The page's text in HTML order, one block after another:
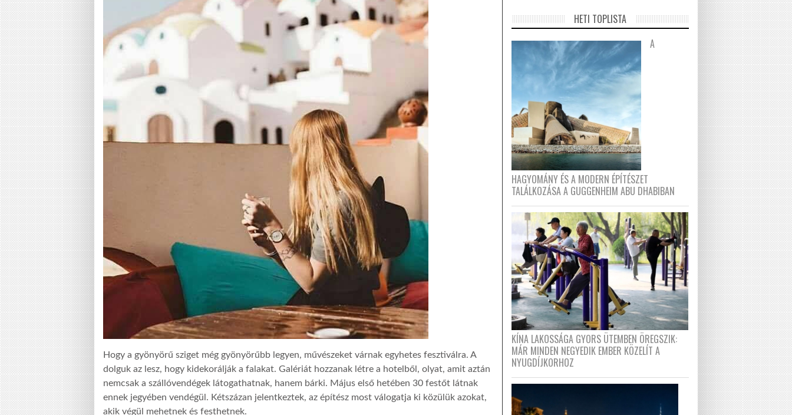
Hogy a gyönyörű sziget még gyönyörűbb legyen, művészeket várnak egyhetes fesztiválra. A
dolguk az lesz, hogy kidekorálják a falakat. Galériát hozzanak létre a hotelből, olyat, amit aztán
nemcsak a szállóvendégek látogathatnak, hanem bárki. Május első hetében 30 festőt látnak
ennek jegyében vendégül. Kétszázan jelentkeztek, az építész most válogatja ki közülük azokat,
akik végül mehetnek és festhetnek.
HETI TOPLISTA
A
HAGYOMÁNY ÉS A MODERN ÉPÍTÉSZET
TALÁLKOZÁSA A GUGGENHEIM ABU DHABIBAN
KÍNA LAKOSSÁGA GYORS ÜTEMBEN ÖREGSZIK:
MÁR MINDEN NEGYEDIK EMBER KÖZELÍT A
NYUGDÍJKORHOZ